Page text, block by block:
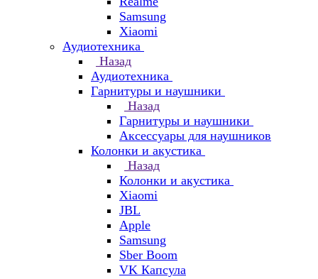
Samsung
Xiaomi
Аудиотехника
Назад
Аудиотехника
Гарнитуры и наушники
Назад
Гарнитуры и наушники
Аксессуары для наушников
Колонки и акустика
Назад
Колонки и акустика
Xiaomi
JBL
Apple
Samsung
Sber Boom
VK Капсула